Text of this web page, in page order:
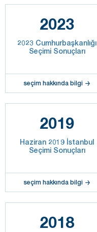
2023
2023 Cumhurbaşkanlığı
Seçimi Sonuçları
seçim hakkında bilgi
2019
Haziran 2019 İstanbul
Seçimi Sonuçları
seçim hakkında bilgi
2018